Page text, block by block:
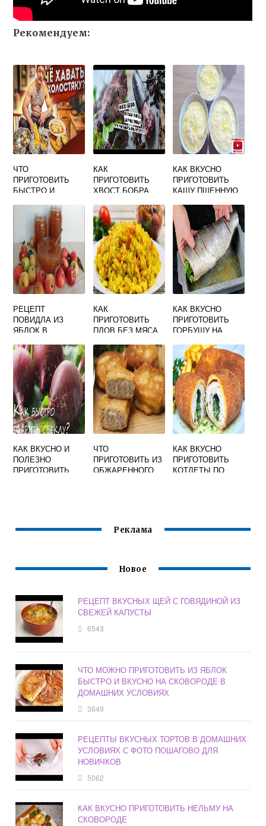
Рекомендуем:
ЧТО
ПРИГОТОВИТЬ
БЫСТРО И
ХОЛОСТЯКУ
КАК
ПРИГОТОВИТЬ
ХВОСТ БОБРА
КАК ВКУСНО
ПРИГОТОВИТЬ
КАШУ ПШЕННУЮ
РЕЦЕПТ
ПОВИДЛА ИЗ
ЯБЛОК В
УСЛОВИЯХ НА
ЗИМУ ГУСТОЕ
ЧЕРЕЗ
МЯСОРУБКУ
ПРОСТОЙ И
ВКУСНЫЙ
КАК
ПРИГОТОВИТЬ
ПЛОВ БЕЗ МЯСА
УСЛОВИЯХ
ВКУСНО И
БЫСТРО
КАК ВКУСНО
ПРИГОТОВИТЬ
ГОРБУШУ НА
КАК ВКУСНО И
ПОЛЕЗНО
ПРИГОТОВИТЬ
ЧТО
ПРИГОТОВИТЬ ИЗ
ОБЖАРЕННОГО
КАК ВКУСНО
ПРИГОТОВИТЬ
КОТЛЕТЫ ПО
Реклама
Новое
РЕЦЕПТ ВКУСНЫХ ЩЕЙ С ГОВЯДИНОЙ ИЗ
СВЕЖЕЙ КАПУСТЫ
6543
ЧТО МОЖНО ПРИГОТОВИТЬ ИЗ ЯБЛОК
БЫСТРО И ВКУСНО НА СКОВОРОДЕ В
ДОМАШНИХ УСЛОВИЯХ
3649
РЕЦЕПТЫ ВКУСНЫХ ТОРТОВ В ДОМАШНИХ
УСЛОВИЯХ С ФОТО ПОШАГОВО ДЛЯ
НОВИЧКОВ
5062
КАК ВКУСНО ПРИГОТОВИТЬ НЕЛЬМУ НА
СКОВОРОДЕ